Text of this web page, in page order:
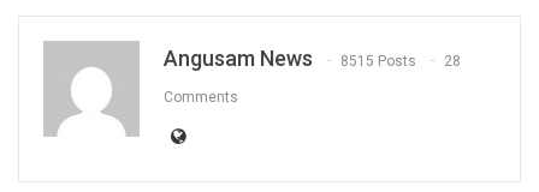
Angusam News 8515 Posts 28
Comments